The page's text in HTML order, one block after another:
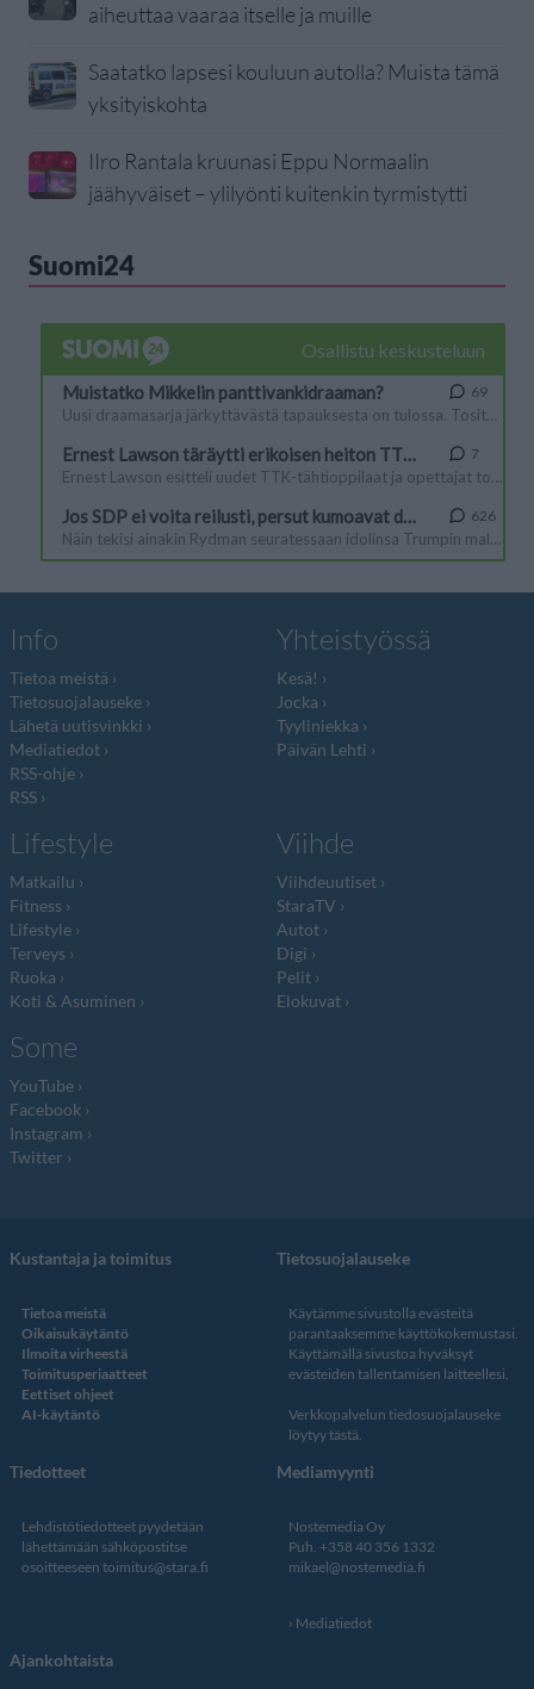
aiheuttaa vaaraa itselle ja muille
Saatatko lapsesi kouluun autolla? Muista tämä
yksityiskohta
IIro Rantala kruunasi Eppu Normaalin
jäähyväiset – ylilyönti kuitenkin tyrmistytti
Suomi24
Info
Tietoa meistä
Tietosuojalauseke
Lähetä uutisvinkki
Mediatiedot
RSS-ohje
RSS
Yhteistyössä
Kesä!
Jocka
Tyyliniekka
Päivän Lehti
Lifestyle
Matkailu
Fitness
Lifestyle
Terveys
Ruoka
Koti & Asuminen
Viihde
Viihdeuutiset
StaraTV
Autot
Digi
Pelit
Elokuvat
Some
YouTube
Facebook
Instagram
Twitter
Kustantaja ja toimitus
Tietoa meistä
Oikaisukäytäntö
Ilmoita virheestä
Toimitusperiaatteet
Eettiset ohjeet
AI-käytäntö
Tietosuojalauseke
Käytämme sivustolla evästeitä
parantaaksemme käyttökokemustasi.
Käyttämällä sivustoa hyväksyt
evästeiden tallentamisen laitteellesi.
Verkkopalvelun tiedosuojalauseke
löytyy tästä.
Tiedotteet
Lehdistötiedotteet pyydetään
lähettämään sähköpostitse
osoitteeseen toimitus@stara.fi
Mediamyynti
Nostemedia Oy
Puh. +358 40 356 1332
mikael@nostemedia.fi
Mediatiedot
Ajankohtaista